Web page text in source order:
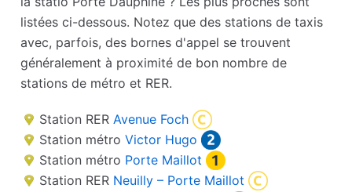
listées ci-dessous. Notez que des stations de taxis
avec, parfois, des bornes d'appel se trouvent
généralement à proximité de bon nombre de
stations de métro et RER.
Station RER Avenue Foch
Station métro Victor Hugo
Station métro Porte Maillot
Station RER Neuilly – Porte Maillot